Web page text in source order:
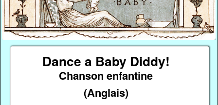
Dance a Baby Diddy!
Chanson enfantine
(Anglais)